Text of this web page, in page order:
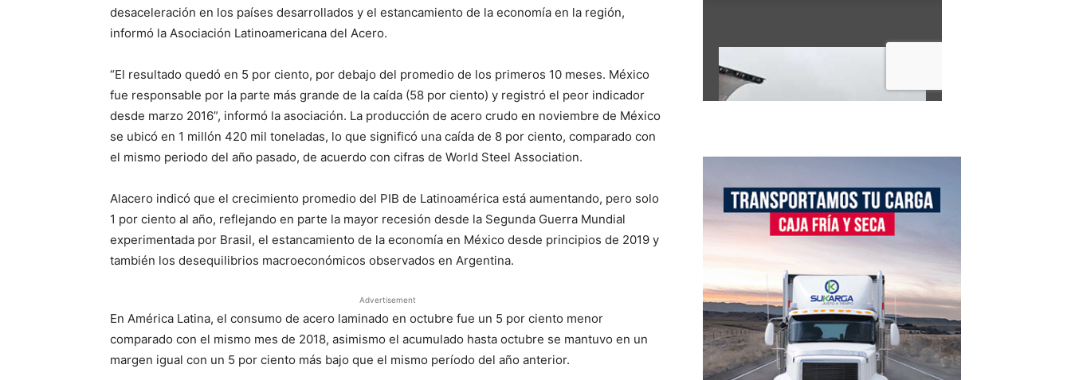
desaceleración en los países desarrollados y el estancamiento de la economía en la región,
informó la Asociación Latinoamericana del Acero.
“El resultado quedó en 5 por ciento, por debajo del promedio de los primeros 10 meses. México
fue responsable por la parte más grande de la caída (58 por ciento) y registró el peor indicador
desde marzo 2016”, informó la asociación. La producción de acero crudo en noviembre de México
se ubicó en 1 millón 420 mil toneladas, lo que significó una caída de 8 por ciento, comparado con
el mismo periodo del año pasado, de acuerdo con cifras de World Steel Association.
Alacero indicó que el crecimiento promedio del PIB de Latinoamérica está aumentando, pero solo
1 por ciento al año, reflejando en parte la mayor recesión desde la Segunda Guerra Mundial
experimentada por Brasil, el estancamiento de la economía en México desde principios de 2019 y
también los desequilibrios macroeconómicos observados en Argentina.
Advertisement
En América Latina, el consumo de acero laminado en octubre fue un 5 por ciento menor
comparado con el mismo mes de 2018, asimismo el acumulado hasta octubre se mantuvo en un
margen igual con un 5 por ciento más bajo que el mismo período del año anterior.